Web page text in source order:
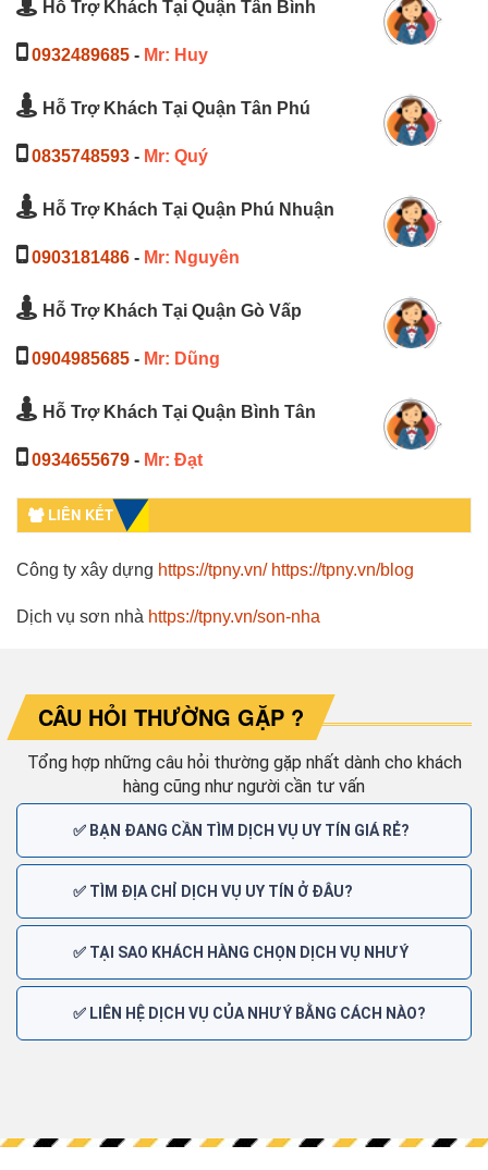
Hỗ Trợ Khách Tại Quận Tân Bình
0932489685 - Mr: Huy
Hỗ Trợ Khách Tại Quận Tân Phú
0835748593 - Mr: Quý
Hỗ Trợ Khách Tại Quận Phú Nhuận
0903181486 - Mr: Nguyên
Hỗ Trợ Khách Tại Quận Gò Vấp
0904985685 - Mr: Dũng
Hỗ Trợ Khách Tại Quận Bình Tân
0934655679 - Mr: Đạt
LIÊN KẾT
Công ty xây dựng https://tpny.vn/ https://tpny.vn/blog
Dịch vụ sơn nhà https://tpny.vn/son-nha
CÂU HỎI THƯỜNG GẶP ?
Tổng hợp những câu hỏi thường gặp nhất dành cho khách
hàng cũng như người cần tư vấn
✅ BẠN ĐANG CẦN TÌM DỊCH VỤ UY TÍN GIÁ RẺ?
✅ TÌM ĐỊA CHỈ DỊCH VỤ UY TÍN Ở ĐÂU?
✅ TẠI SAO KHÁCH HÀNG CHỌN DỊCH VỤ NHƯ Ý
✅ LIÊN HỆ DỊCH VỤ CỦA NHƯ Ý BẰNG CÁCH NÀO?